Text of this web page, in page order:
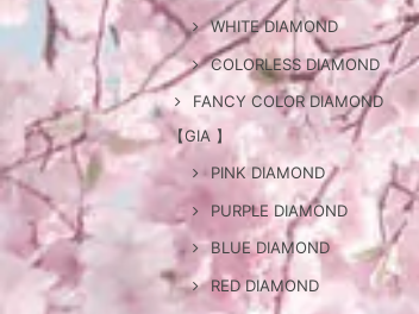
WHITE DIAMOND
COLORLESS DIAMOND
FANCY COLOR DIAMOND
【GIA 】
PINK DIAMOND
PURPLE DIAMOND
BLUE DIAMOND
RED DIAMOND